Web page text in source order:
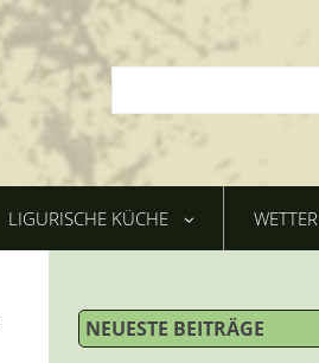
LIGURISCHE KÜCHE WETTER
NEUESTE BEITRÄGE